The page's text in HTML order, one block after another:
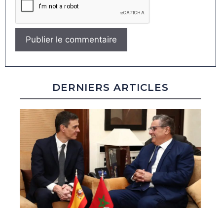
DERNIERS ARTICLES